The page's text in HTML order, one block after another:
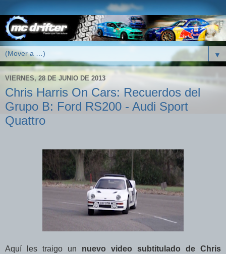
▼
VIERNES, 28 DE JUNIO DE 2013
Chris Harris On Cars: Recuerdos del
Grupo B: Ford RS200 - Audi Sport
Quattro
Aquí les traigo un nuevo video subtitulado de Chris